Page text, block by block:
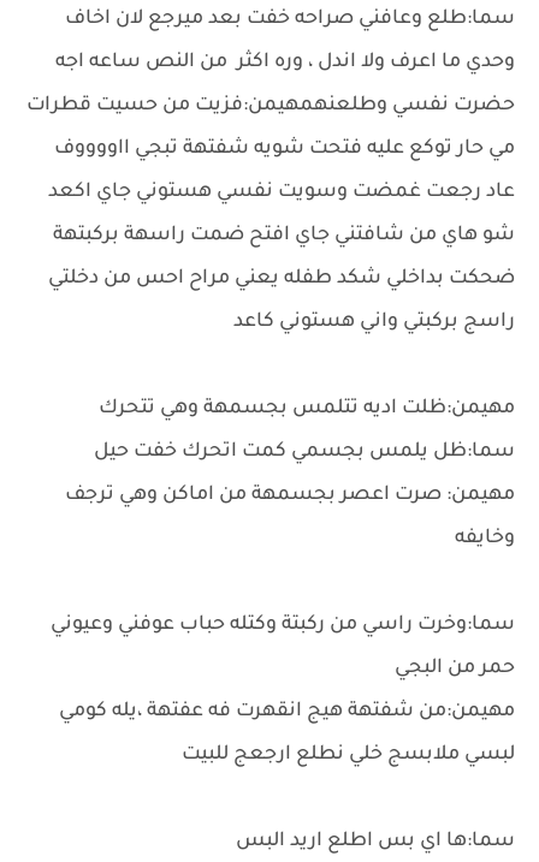
سما:طلع وعافني صراحه خفت بعد ميرجع لان اخاف
وحدي ما اعرف ولا اندل ، وره اكثر من النص ساعه اجه
حضرت نفسي وطلعنهمهيمن:فزيت من حسيت قطرات
مي حار توكع عليه فتحت شويه شفتهة تبجي ااووووف
عاد رجعت غمضت وسويت نفسي هستوني جاي اكعد
شو هاي من شافتني جاي افتح ضمت راسهة بركبتهة
ضحكت بداخلي شكد طفله يعني مراح احس من دخلتي
راسج بركبتي واني هستوني كاعد
مهيمن:ظلت اديه تتلمس بجسمهة وهي تتحرك
سما:ظل يلمس بجسمي كمت اتحرك خفت حيل
مهيمن: صرت اعصر بجسمهة من اماكن وهي ترجف
وخايفه
سما:وخرت راسي من ركبتة وكتله حباب عوفني وعيوني
حمر من البجي
مهيمن:من شفتهة هيج انقهرت فه عفتهة ،يله كومي
لبسي ملابسج خلي نطلع ارجعج للبيت
سما:ها اي بس اطلع اريد البس